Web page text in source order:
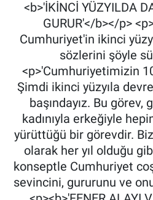
<b>'İKİNCİ YÜZYILDA
GURUR'</b></p>
Cumhuriyet'in ikinci
sözlerini şöyle
<p>'Cumhuriyetimizin
Şimdi ikinci yüzyıla
başındayız. Bu görev,
kadınıyla erkeğiyle
yürüttüğü bir görevdir.
olarak her yıl olduğu
konseptle Cumhuriyet
sevincini, gururunu ve